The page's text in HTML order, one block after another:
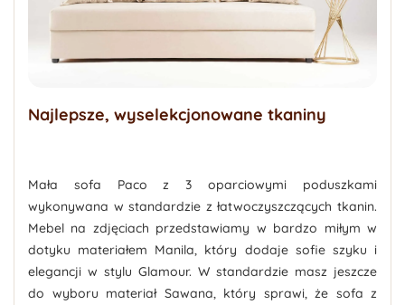
Najlepsze, wyselekcjonowane tkaniny
Mała sofa Paco z 3 oparciowymi poduszkami
wykonywana w standardzie z łatwoczyszczących tkanin.
Mebel na zdjęciach przedstawiamy w bardzo miłym w
dotyku materiałem Manila, który dodaje sofie szyku i
elegancji w stylu Glamour. W standardzie masz jeszcze
do wyboru materiał Sawana, który sprawi, że sofa z